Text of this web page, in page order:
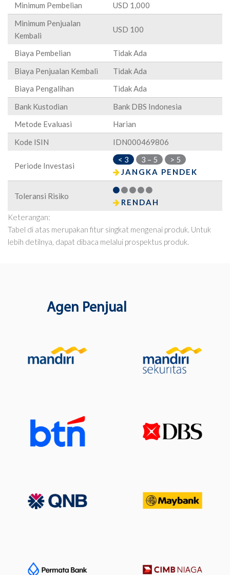
Minimum Pembelian
USD 1,000
Minimum Penjualan
Kembali
USD 100
Biaya Pembelian
Tidak Ada
Biaya Penjualan Kembali
Tidak Ada
Biaya Pengalihan
Tidak Ada
Bank Kustodian
Bank DBS Indonesia
Metode Evaluasi
Harian
Kode ISIN
IDN000469806
Periode Investasi
< 3 3 – 5
> 5
JANGKA PENDEK
Toleransi Risiko
RENDAH
Keterangan:
Tabel di atas merupakan fitur singkat mengenai produk. Untuk
lebih detilnya, dapat dibaca melalui prospektus produk.
Agen Penjual